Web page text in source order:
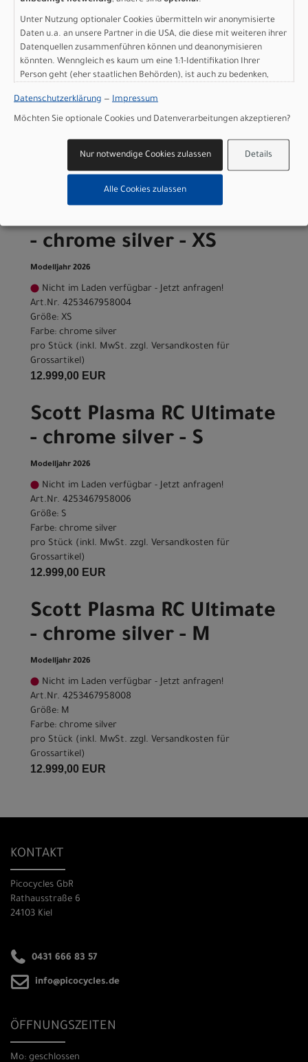
Scott Plasma RC Ultimate
- chrome silver - L
Modelljahr 2026
Nicht im Laden verfügbar - Jetzt anfragen!
Größe: L
pro Stück (inkl. MwSt. zzgl.Versandkosten für
12.999,00 EUR
- chrome silver - XS
Modelljahr 2026
Nicht im Laden verfügbar - Jetzt anfragen!
Art.Nr. 4253467958004
Größe: XS
Farbe: chrome silver
pro Stück (inkl. MwSt. zzgl. Versandkosten für
Grossartikel)
12.999,00 EUR
Scott Plasma RC Ultimate
- chrome silver - S
Modelljahr 2026
Nicht im Laden verfügbar - Jetzt anfragen!
Art.Nr. 4253467958006
Größe: S
Farbe: chrome silver
pro Stück (inkl. MwSt. zzgl. Versandkosten für
Grossartikel)
12.999,00 EUR
Scott Plasma RC Ultimate
- chrome silver - M
Modelljahr 2026
Nicht im Laden verfügbar - Jetzt anfragen!
Art.Nr. 4253467958008
Größe: M
Farbe: chrome silver
pro Stück (inkl. MwSt. zzgl. Versandkosten für
Grossartikel)
12.999,00 EUR
KONTAKT
Picocycles GbR
Rathausstraße 6
24103 Kiel
0431 666 83 57
info@picocycles.de
ÖFFNUNGSZEITEN
Mo: geschlossen
Unter Nutzung optionaler Cookies übermitteln wir anonymisierte
Daten u.a. an unsere Partner in die USA, die diese mit weiteren ihrer
Datenquellen zusammenführen können und deanonymisieren
könnten. Wenngleich es kaum um eine 1:1-Identifikation Ihrer
Person geht (eher staatlichen Behörden), ist auch zu bedenken,
sind wie bei uns in der Europäischen Union.
Datenschutzerklärung — Impressum
Möchten Sie optionale Cookies und Datenverarbeitungen akzeptieren?
Details
Nur notwendige Cookies zulassen
Alle Cookies zulassen